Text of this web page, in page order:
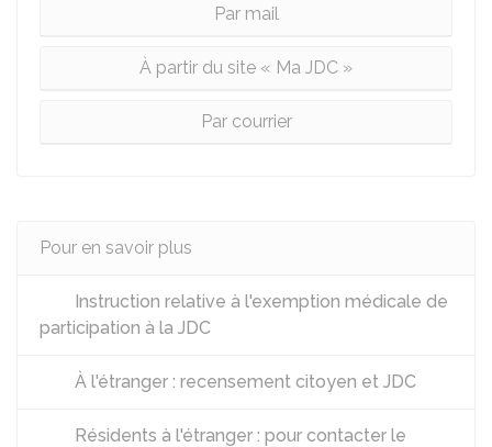
Par mail
À partir du site « Ma JDC »
Par courrier
Pour en savoir plus
Instruction relative à l'exemption médicale de
participation à la JDC
À l'étranger : recensement citoyen et JDC
Résidents à l'étranger : pour contacter le